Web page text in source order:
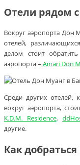
Отели рядом
Вокруг аэропорта Дон
отелей,
делом стоит
аэропорта – Amari Don
Среди других отелей,
вокруг аэропорта,
K.D.M. Residence,
другие.
Как